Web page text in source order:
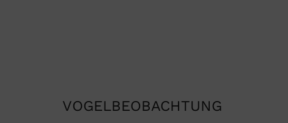
VOGELBEOBACHTUNG